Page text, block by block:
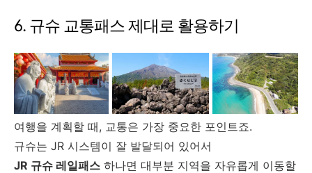
6. 규슈 교통패스 제대로 활용하기
여행을 계획할 때, 교통은 가장 중요한 포인트죠.
규슈는 JR 시스템이 잘 발달되어 있어서
JR 규슈 레일패스 하나면 대부분 지역을 자유롭게 이동할